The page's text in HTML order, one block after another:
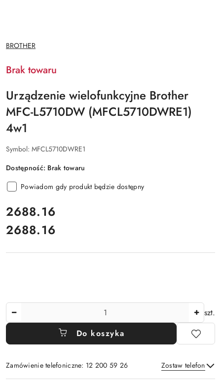
NAZWA
PRODUCENTA:
BROTHER
Brak towaru
Urządzenie wielofunkcyjne Brother
MFC-L5710DW (MFCL5710DWRE1)
4w1
Symbol: MFCL5710DWRE1
Dostępność: Brak towaru
Powiadom gdy produkt będzie dostępny
cena:
2688.16
Cena:
2688.16
szt.
Do koszyka
Zamówienie telefoniczne: 12 200 59 26 Zostaw telefon